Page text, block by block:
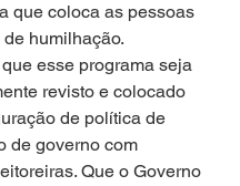
que coloca as pessoas
humilhação.
esse programa seja
revisto e colocado
de política de
de governo com
Que o Governo